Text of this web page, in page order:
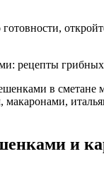
готовности,
в
макаронами,
и